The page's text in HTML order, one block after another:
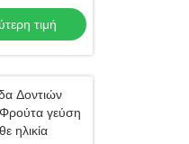
ΧΡΟΝΙΚΗ
τιμή
Δοντιών
γεύση
ηλικία